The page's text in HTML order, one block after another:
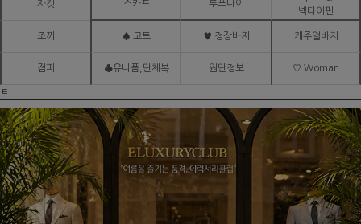
자켓 스카프 루프타이
넥타이핀
조끼 ♠ 코트 ♥ 정장바지 캐주얼바지
점퍼 ♣유니폼,단체복 원단정보 ♡ Woman
ㅌ